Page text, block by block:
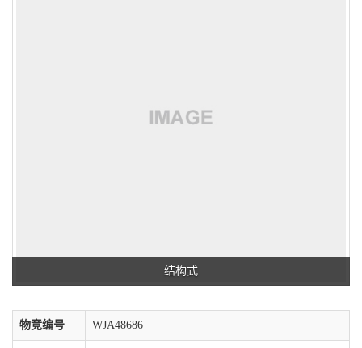
结构式
物竞编号 WJA48686